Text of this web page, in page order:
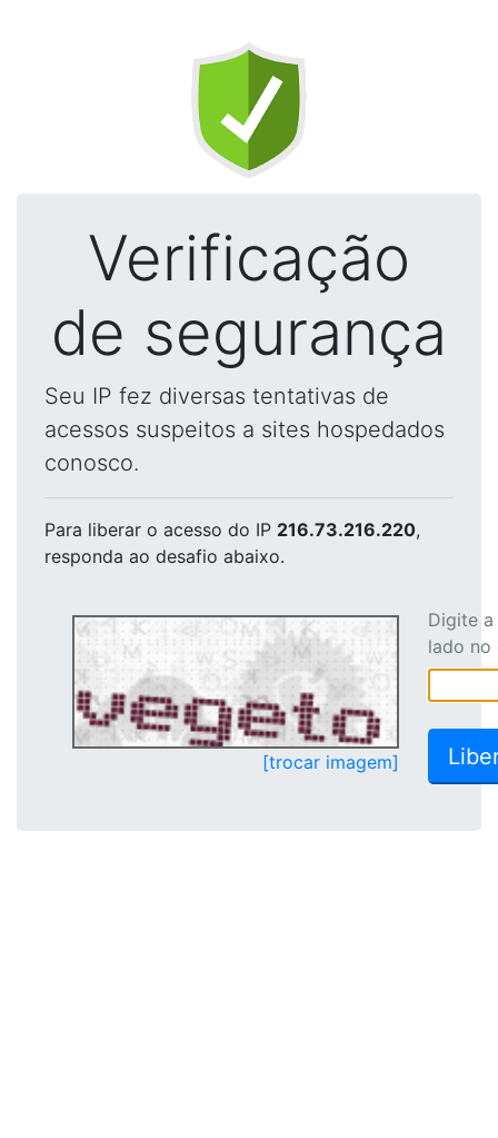
Verificação
de segurança
Seu IP fez diversas tentativas de
acessos suspeitos a sites hospedados
conosco.
Para liberar o acesso do IP 216.73.216.220,
responda ao desafio abaixo.
[trocar imagem]
Digite
lado no